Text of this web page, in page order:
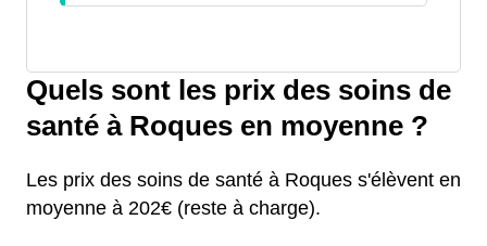
Quels sont les prix des soins de
santé à Roques en moyenne ?
Les prix des soins de santé à Roques s'élèvent en
moyenne à 202€ (reste à charge).